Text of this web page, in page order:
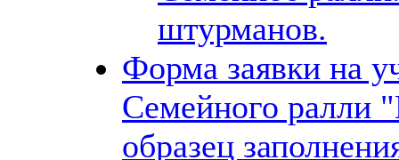
штурманов.
Форма заявки на
Семейного ралли
образец